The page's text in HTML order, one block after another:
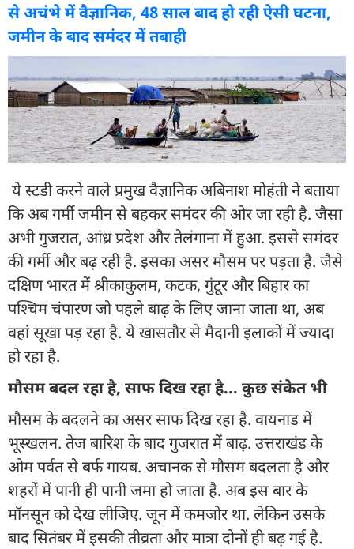
से अचंभे में वैज्ञानिक, 48 साल बाद हो रही ऐसी घटना,
जमीन के बाद समंदर में तबाही
ये स्टडी करने वाले प्रमुख वैज्ञानिक अबिनाश मोहंती ने बताया
कि अब गर्मी जमीन से बहकर समंदर की ओर जा रही है. जैसा
अभी गुजरात, आंध्र प्रदेश और तेलंगाना में हुआ. इससे समंदर
की गर्मी और बढ़ रही है. इसका असर मौसम पर पड़ता है. जैसे
दक्षिण भारत में श्रीकाकुलम, कटक, गुंटूर और बिहार का
पश्चिम चंपारण जो पहले बाढ़ के लिए जाना जाता था, अब
वहां सूखा पड़ रहा है. ये खासतौर से मैदानी इलाकों में ज्यादा
हो रहा है.
मौसम बदल रहा है, साफ दिख रहा है... कुछ संकेत भी
मौसम के बदलने का असर साफ दिख रहा है. वायनाड में
भूस्खलन. तेज बारिश के बाद गुजरात में बाढ़. उत्तराखंड के
ओम पर्वत से बर्फ गायब. अचानक से मौसम बदलता है और
शहरों में पानी ही पानी जमा हो जाता है. अब इस बार के
मॉनसून को देख लीजिए. जून में कमजोर था. लेकिन उसके
बाद सितंबर में इसकी तीव्रता और मात्रा दोनों ही बढ़ गई है.